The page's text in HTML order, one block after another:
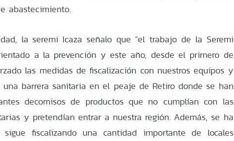
abastecimiento.
la seremi Icaza señalo que “el trabajo de la Seremi
a la prevención y este año, desde el primero de
las medidas de fiscalización con nuestros equipos y
una barrera sanitaria en el peaje de Retiro donde se han
decomisos de productos que no cumplían con las
y pretendían entrar a nuestra región. Además, se ha
fiscalizando una cantidad importante de locales